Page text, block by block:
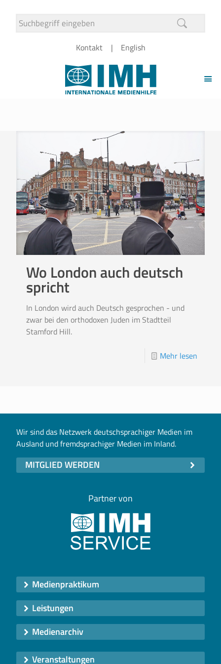
Kontakt English
Wo London auch deutsch
spricht
In London wird auch Deutsch gesprochen - und
zwar bei den orthodoxen Juden im Stadtteil
Stamford Hill.
Mehr lesen
Wir sind das Netzwerk deutschsprachiger Medien im
Ausland und fremdsprachiger Medien im Inland.
MITGLIED WERDEN
Partner von
Medienpraktikum
Leistungen
Medienarchiv
Veranstaltungen